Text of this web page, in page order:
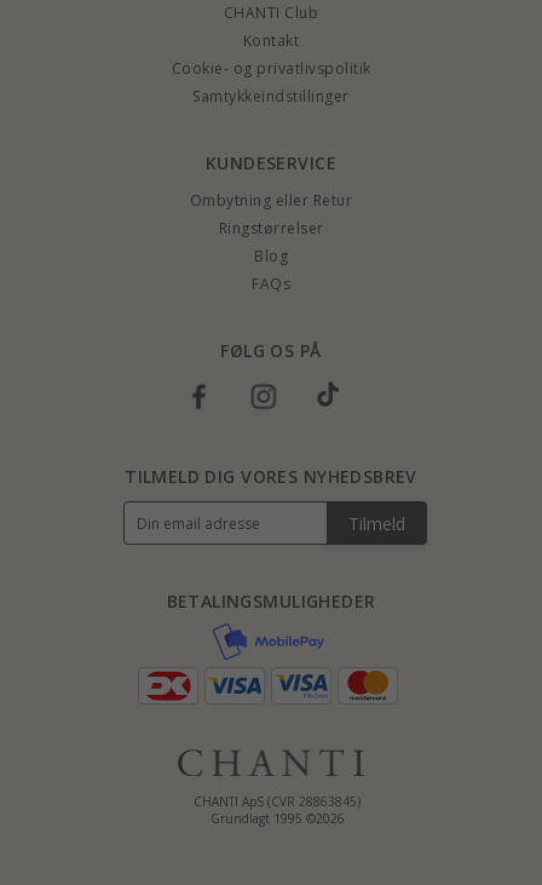
CHANTI Club
Kontakt
Cookie- og privatlivspolitik
Samtykkeindstillinger
KUNDESERVICE
Ombytning eller Retur
Ringstørrelser
Blog
FAQs
FØLG OS PÅ
CHANTI ApS (CVR 28863845)
Grundlagt 1995 ©2026
BETALINGSMULIGHEDER
TILMELD DIG VORES NYHEDSBREV
Tilmeld